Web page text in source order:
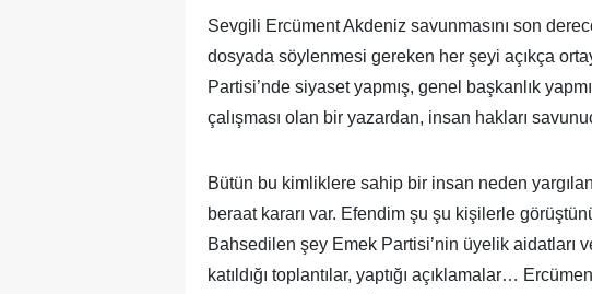
Sevgili Ercüment Akdeniz savunmasını son
dosyada söylenmesi gereken her şeyi açıkça
Partisi’nde siyaset yapmış, genel başkanlık
çalışması olan bir yazardan, insan hakları
Bütün bu kimliklere sahip bir insan neden
beraat kararı var. Efendim şu şu kişilerle
Bahsedilen şey Emek Partisi’nin üyelik aidatları
katıldığı toplantılar, yaptığı açıklamalar…